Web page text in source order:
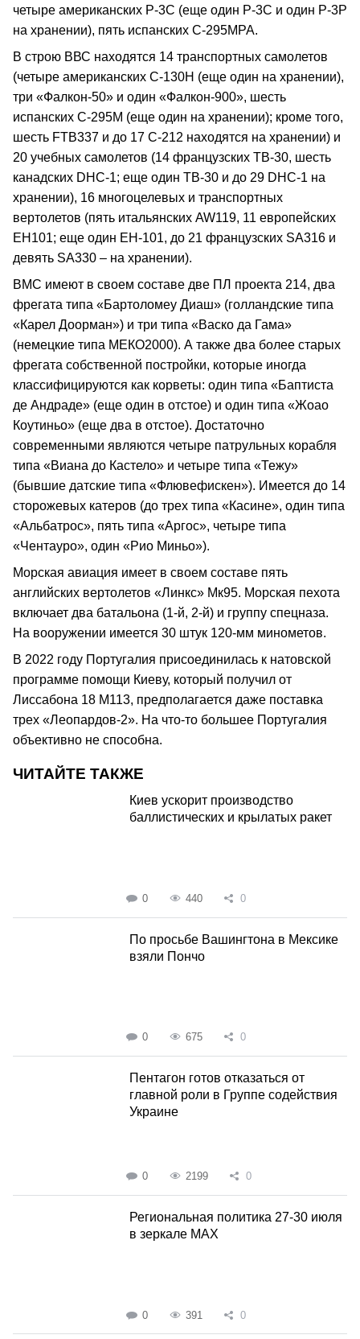
четыре американских Р-3C (еще один Р-3C и один Р-3Р
на хранении), пять испанских С-295МРА.
В строю ВВС находятся 14 транспортных самолетов
(четыре американских С-130Н (еще один на хранении),
три «Фалкон-50» и один «Фалкон-900», шесть
испанских С-295М (еще один на хранении); кроме того,
шесть FTB337 и до 17 С-212 находятся на хранении) и
20 учебных самолетов (14 французских TB-30, шесть
канадских DHC-1; еще один ТВ-30 и до 29 DHC-1 на
хранении), 16 многоцелевых и транспортных
вертолетов (пять итальянских AW119, 11 европейских
ЕН101; еще один ЕН-101, до 21 французских SA316 и
девять SA330 – на хранении).
ВМС имеют в своем составе две ПЛ проекта 214, два
фрегата типа «Бартоломеу Диаш» (голландские типа
«Карел Доорман») и три типа «Васко да Гама»
(немецкие типа МЕКО2000). А также два более старых
фрегата собственной постройки, которые иногда
классифицируются как корветы: один типа «Баптиста
де Андраде» (еще один в отстое) и один типа «Жоао
Коутиньо» (еще два в отстое). Достаточно
современными являются четыре патрульных корабля
типа «Виана до Кастело» и четыре типа «Тежу»
(бывшие датские типа «Флювефискен»). Имеется до 14
сторожевых катеров (до трех типа «Касине», один типа
«Альбатрос», пять типа «Аргос», четыре типа
«Чентауро», один «Рио Миньо»).
Морская авиация имеет в своем составе пять
английских вертолетов «Линкс» Мк95. Морская пехота
включает два батальона (1-й, 2-й) и группу спецназа.
На вооружении имеется 30 штук 120-мм минометов.
В 2022 году Португалия присоединилась к натовской
программе помощи Киеву, который получил от
Лиссабона 18 М113, предполагается даже поставка
трех «Леопардов-2». На что-то большее Португалия
объективно не способна.
ЧИТАЙТЕ ТАКЖЕ
Киев ускорит производство
баллистических и крылатых ракет
0 440 0
По просьбе Вашингтона в Мексике
взяли Пончо
0 675 0
Пентагон готов отказаться от
главной роли в Группе содействия
Украине
0 2199 0
Региональная политика 27-30 июля
в зеркале MAX
0 391 0